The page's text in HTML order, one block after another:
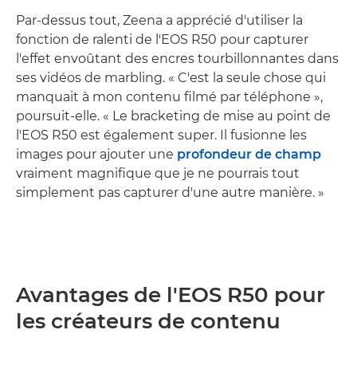
Par-dessus tout, Zeena a apprécié d'utiliser la
fonction de ralenti de l'EOS R50 pour capturer
l'effet envoûtant des encres tourbillonnantes dans
ses vidéos de marbling. « C'est la seule chose qui
manquait à mon contenu filmé par téléphone »,
poursuit-elle. « Le bracketing de mise au point de
l'EOS R50 est également super. Il fusionne les
images pour ajouter une profondeur de champ
vraiment magnifique que je ne pourrais tout
simplement pas capturer d'une autre manière. »
Avantages de l'EOS R50 pour
les créateurs de contenu